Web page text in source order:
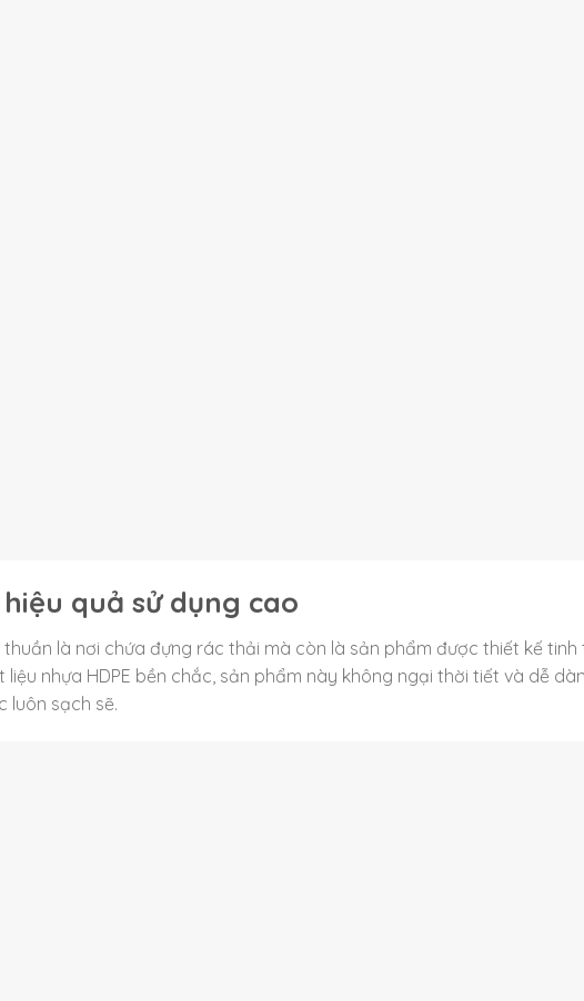
quả sử dụng cao
là nơi chứa đựng rác thải mà còn là sản phẩm được thiết kế tinh
nhựa HDPE bền chắc, sản phẩm này không ngại thời tiết và dễ
luôn sạch sẽ.